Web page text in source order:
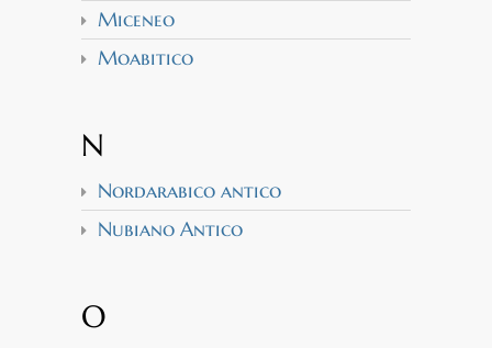
Miceneo
Moabitico
N
Nordarabico antico
Nubiano Antico
O